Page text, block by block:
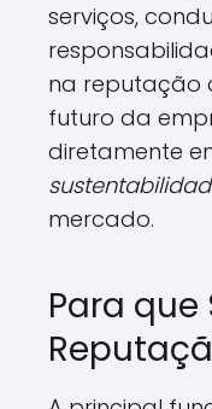
serviços,
na reputação
futuro da
diretamente
mercado.
Para que